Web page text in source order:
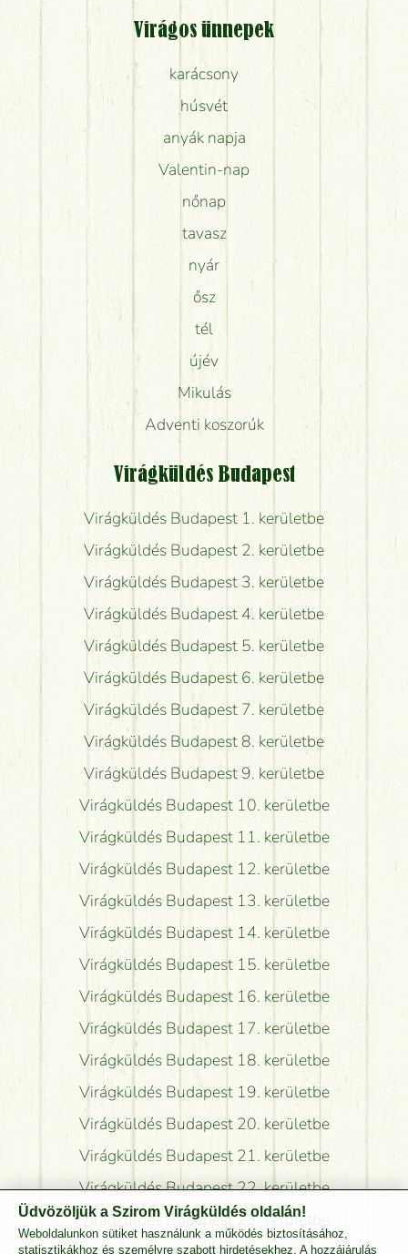
Virágos ünnepek
karácsony
húsvét
anyák napja
Valentin-nap
nőnap
tavasz
nyár
ősz
tél
újév
Mikulás
Adventi koszorúk
Virágküldés Budapest
Virágküldés Budapest 1. kerületbe
Virágküldés Budapest 2. kerületbe
Virágküldés Budapest 3. kerületbe
Virágküldés Budapest 4. kerületbe
Virágküldés Budapest 5. kerületbe
Virágküldés Budapest 6. kerületbe
Virágküldés Budapest 7. kerületbe
Virágküldés Budapest 8. kerületbe
Virágküldés Budapest 9. kerületbe
Virágküldés Budapest 10. kerületbe
Virágküldés Budapest 11. kerületbe
Virágküldés Budapest 12. kerületbe
Virágküldés Budapest 13. kerületbe
Virágküldés Budapest 14. kerületbe
Virágküldés Budapest 15. kerületbe
Virágküldés Budapest 16. kerületbe
Virágküldés Budapest 17. kerületbe
Virágküldés Budapest 18. kerületbe
Virágküldés Budapest 19. kerületbe
Virágküldés Budapest 20. kerületbe
Virágküldés Budapest 21. kerületbe
Virágküldés Budapest 22. kerületbe
Virágküldés Budapest 23. kerületbe
Üdvözöljük a Szirom Virágküldés oldalán!
Weboldalunkon sütiket használunk a működés biztosításához,
statisztikákhoz és személyre szabott hirdetésekhez. A hozzájárulás